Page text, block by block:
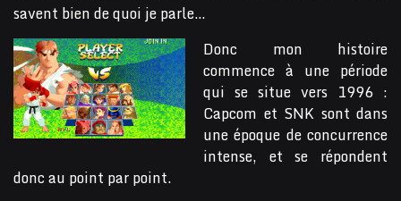
savent bien de quoi je parle…
Donc mon histoire
commence à une période
qui se situe vers 1996 :
Capcom et SNK sont dans
une époque de concurrence
intense, et se répondent
donc au point par point.